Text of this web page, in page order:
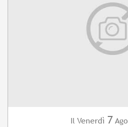
Il Venerdì 7 Ago